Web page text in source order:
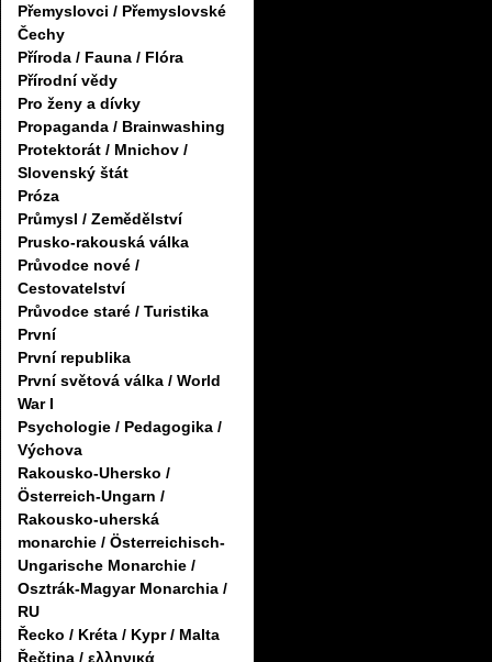
Přemyslovci / Přemyslovské
Čechy
Příroda / Fauna / Flóra
Přírodní vědy
Pro ženy a dívky
Propaganda / Brainwashing
Protektorát / Mnichov /
Slovenský štát
Próza
Průmysl / Zemědělství
Prusko-rakouská válka
Průvodce nové /
Cestovatelství
Průvodce staré / Turistika
První
První republika
První světová válka / World
War I
Psychologie / Pedagogika /
Výchova
Rakousko-Uhersko /
Österreich-Ungarn /
Rakousko-uherská
monarchie / Österreichisch-
Ungarische Monarchie /
Osztrák-Magyar Monarchia /
RU
Řecko / Kréta / Kypr / Malta
Řečtina / ελληνικά